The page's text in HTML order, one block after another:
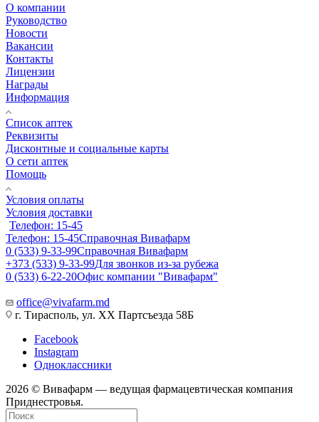
О компании
Руководство
Новости
Вакансии
Контакты
Лицензии
Награды
Информация
Список аптек
Реквизиты
Дисконтные и социальные карты
О сети аптек
Помощь
Условия оплаты
Условия доставки
Телефон: 15-45
Телефон: 15-45Справочная Вивафарм
0 (533) 9-33-99Справочная Вивафарм
+373 (533) 9-33-99Для звонков из-за рубежа
0 (533) 6-22-20Офис компании "Вивафарм"
office@vivafarm.md
г. Тирасполь, ул. ХХ Партсъезда 58Б
Facebook
Instagram
Одноклассники
2026 © Вивафарм — ведущая фармацевтическая компания
Приднестровья.